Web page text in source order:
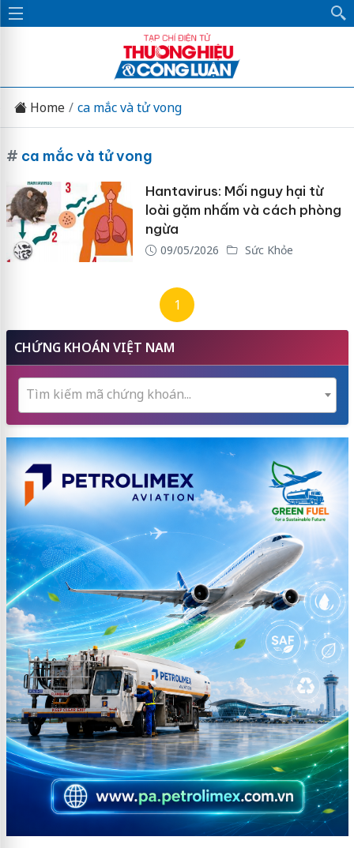
Home ca mắc và tử vong
# ca mắc và tử vong
Hantavirus: Mối nguy hại từ
loài gặm nhấm và cách phòng
ngừa
09/05/2026 Sức Khỏe
1
CHỨNG KHOÁN VIỆT NAM
Tìm kiếm mã chứng khoán...